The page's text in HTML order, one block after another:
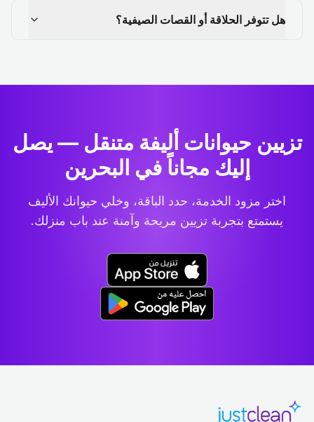
هل تتوفر الحلاقة أو القصات الصيفية؟
تزيين حيوانات أليفة متنقل — يصل
إليك مجاناً في البحرين
اختر مزود الخدمة، حدد الباقة، وخلي حيوانك الأليف
يستمتع بتجربة تزيين مريحة وآمنة عند باب منزلك.